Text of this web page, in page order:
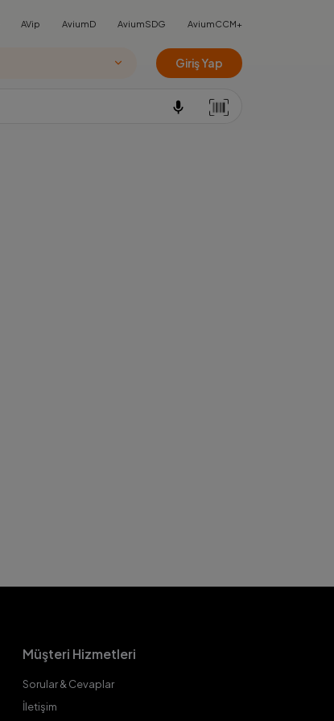
AVip AviumD AviumSDG AviumCCM+
Giriş Yap
Müşteri Hizmetleri
Sorular & Cevaplar
İletişim